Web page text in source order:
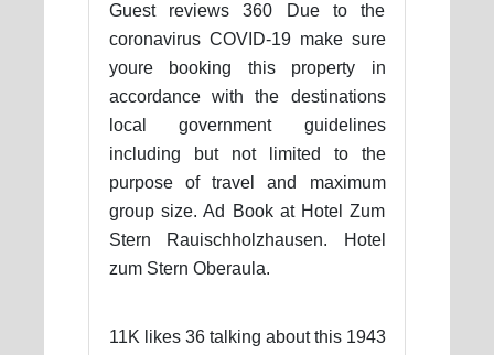
Guest reviews 360 Due to the
coronavirus COVID-19 make sure
youre booking this property in
accordance with the destinations
local government guidelines
including but not limited to the
purpose of travel and maximum
group size. Ad Book at Hotel Zum
Stern Rauischholzhausen. Hotel
zum Stern Oberaula.
11K likes 36 talking about this 1943